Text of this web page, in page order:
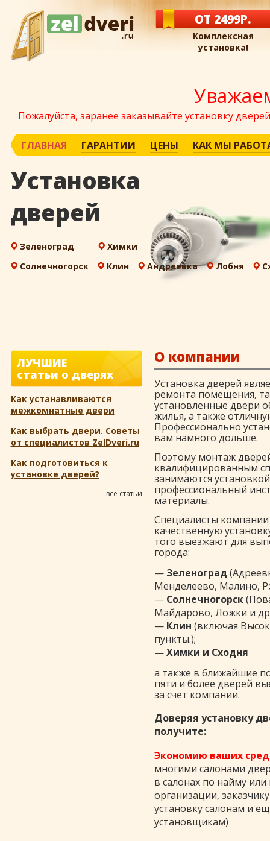
ОТ 2499Р.
Комплексная
установка!
Пожалуйста, заранее заказывайте установку
ГЛАВНАЯ ГАРАНТИИ ЦЕНЫ КАК МЫ
Установка
дверей
Зеленоград
Химки
Солнечногорск
Клин Андреевка Лобня
ЛУЧШИЕ
статьи о дверях
Как устанавливаются
межкомнатные двери
Как выбрать двери. Советы
от специалистов ZelDveri.ru
Как подготовиться к
установке дверей?
все статьи
О компании
Установка дверей
ремонта помещения,
установленные двери
жилья, а также
Профессионально
вам намного дольше.
Поэтому монтаж
квалифицированным
занимаются
профессиональный
материалы.
Специалисты
качественную
того выезжают для
города:
— Зеленоград
Менделеево, Малино,
— Солнечногорск
Майдарово, Ложки и
— Клин (включая
пункты.);
—Химки и Сходня
а также в ближайшие
пяти и более дверей
за счет компании.
Доверяя установку
получите:
Экономию ваших
многими салонами
в салонах по найму
организации,
установку салонам и
установщикам)